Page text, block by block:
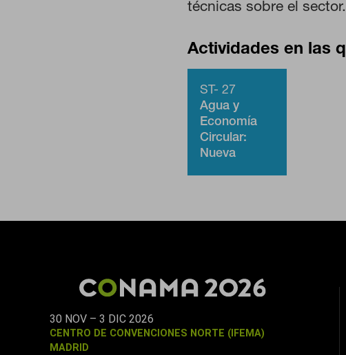
técnicas sobre el sector.
Actividades en las
ST- 27
Agua y
Economía
Circular:
Nueva
30 NOV – 3 DIC 2026
CENTRO DE CONVENCIONES NORTE (IFEMA)
MADRID